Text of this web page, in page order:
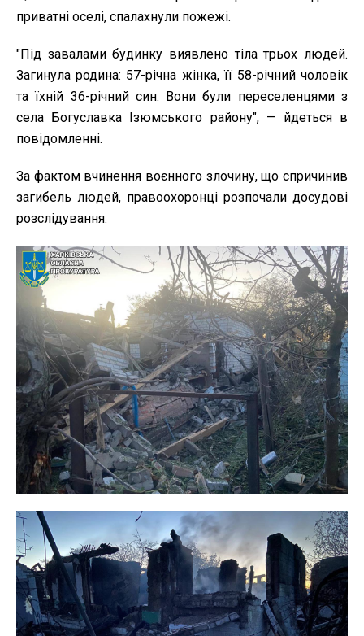
приватні оселі, спалахнули пожежі.
"Під завалами будинку виявлено тіла трьох людей.
Загинула родина: 57-річна жінка, її 58-річний чоловік
та їхній 36-річний син. Вони були переселенцями з
села Богуславка Ізюмського району", — йдеться в
повідомленні.
За фактом вчинення воєнного злочину, що спричинив
загибель людей, правоохоронці розпочали досудові
розслідування.